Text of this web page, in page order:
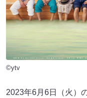
©ytv
2023年6月6日（火）